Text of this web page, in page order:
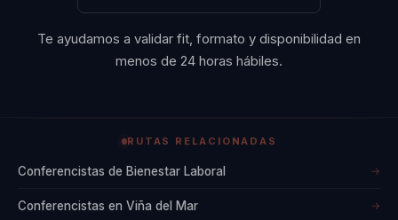
Te ayudamos a validar fit, formato y disponibilidad en
menos de 24 horas hábiles.
RUTAS RELACIONADAS
Conferencistas de Bienestar Laboral →
Conferencistas en Viña del Mar →